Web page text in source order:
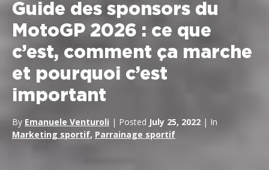
Guide des sponsors du
MotoGP 2026 : ce que
c’est, comment ça marche
et pourquoi c’est
important
By Emanuele Venturoli | Posted July 25, 2022 | In
Marketing sportif, Parrainage sportif